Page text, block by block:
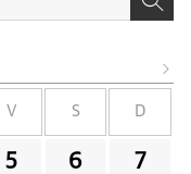
V S D
5 6 7